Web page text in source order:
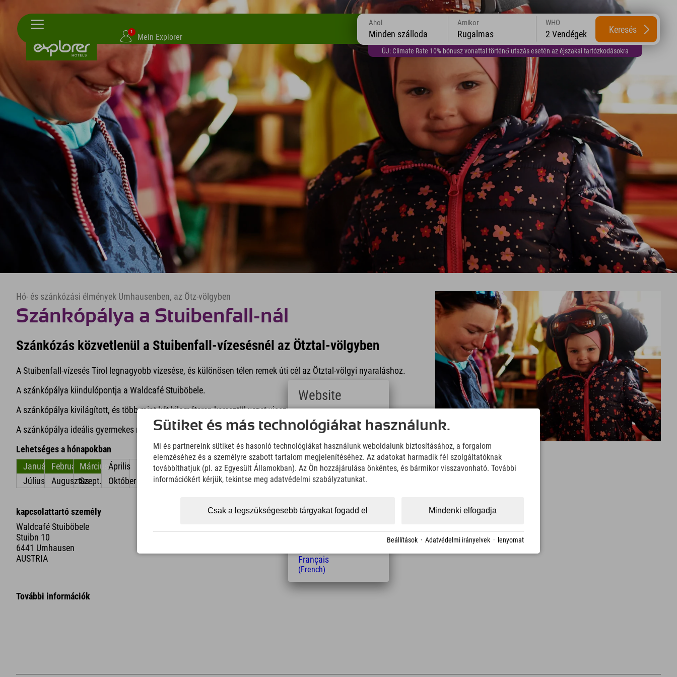
1
Mein Explorer
ÚJ: Climate Rate 10% bónusz vonattal történő utazás esetén az éjszakai tartózkodásokra
Ahol
Minden szálloda
Amikor
Rugalmas
WHO
2 Vendégek Keresés
Hó- és szánkózási élmények Umhausenben, az Ötz-völgyben
Szánkópálya a Stuibenfall-nál
Szánkózás közvetlenül a Stuibenfall-vízesésnél az Ötztal-völgyben
A Stuibenfall-vízesés Tirol legnagyobb vízesése, és különösen télen remek úti cél az Ötztal-völgyi nyaraláshoz.
A szánkópálya kiindulópontja a Waldcafé Stuiböbele.
A szánkópálya kivilágított, és több mint két kilométeren keresztül vezet vissza a völgybe.
A szánkópálya ideális gyermekes nyaraláshoz is.
Lehetséges a hónapokban
Január
Február MárciusÁprilis május június
Július
AugusztusSzept. Október NovemberDecember
kapcsolattartó személy
Waldcafé Stuiböbele
Stuibn 10
6441 Umhausen
AUSTRIA
Távolság a szállodától
2 km 6 Min. 27 Min.
További információk
Sütiket és más technológiákat használunk.
Mi és partnereink sütiket és hasonló technológiákat használunk weboldalunk biztosításához, a forgalom
elemzéséhez és a személyre szabott tartalom megjelenítéséhez. Az adatokat harmadik fél szolgáltatóknak
továbbíthatjuk (pl. az Egyesült Államokban). Az Ön hozzájárulása önkéntes, és bármikor visszavonható. További
információkért kérjük, tekintse meg adatvédelmi szabályzatunkat.
Mindenki elfogadja
Csak a legszükségesebb tárgyakat fogadd el
Beállítások · Adatvédelmi irányelvek · lenyomat
Website
Deutsch
(German)
(English)
Italiano
(Italian)
Čeština
(Polish)
(Hungarian)
Français
(French)